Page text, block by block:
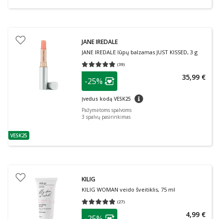
patarimas
VESK25
JANE IREDALE
JANE IREDALE lūpų balzamas JUST KISSED, 3 g
(39)
Vidutinis įvertinimas 4.79
patarimas
Lojalumo klubo narių nuolaida
-25%
Įvedus kodą VESK25 patarimas
35,99 €
Pažymėtoms spalvoms
3 spalvų pasirinkimas
KILIG
KILIG WOMAN veido šveitiklis, 75 ml
(27)
Vidutinis įvertinimas 4.78
patarimas 4,99 €